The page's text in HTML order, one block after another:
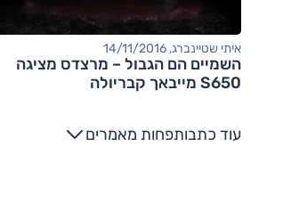
איתי שטיינברג, 14/11/2016
השמיים הם הגבול – מרצדס מציגה
S650 מייבאך קבריולה
עוד כתבותפחות מאמרים